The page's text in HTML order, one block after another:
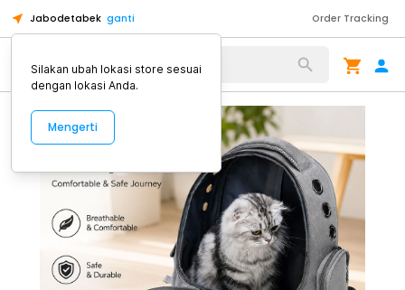
Jabodetabek ganti Order Tracking
Alat Kopi
Silakan ubah lokasi store sesuai
dengan lokasi Anda.
Mengerti